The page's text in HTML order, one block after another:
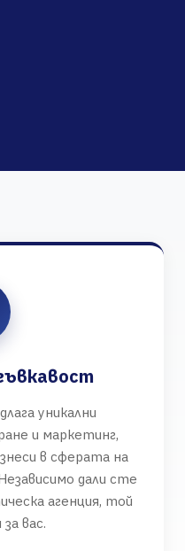
уникални
и маркетинг,
в сферата на
дали сте
агенция, той
вас.